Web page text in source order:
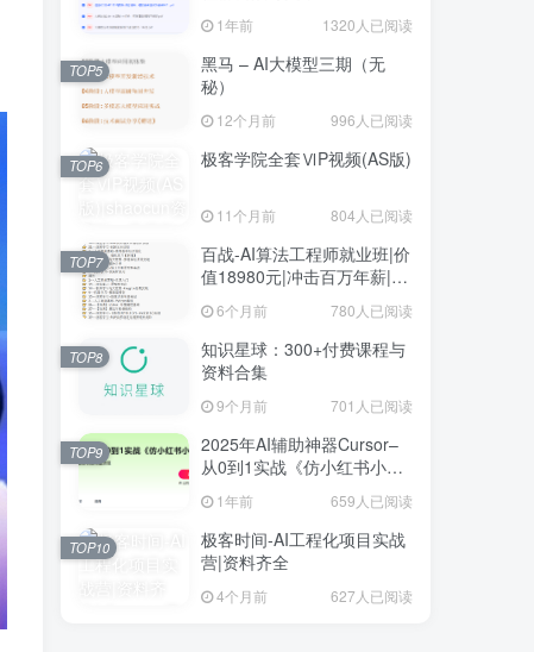
1年前 1320人已阅读
黑马 – AI大模型三期（无
秘）
12个月前 996人已阅读
TOP5
极客学院全套ⅥP视频(AS版)
11个月前 804人已阅读
TOP6
百战-AI算法工程师就业班|价
值18980元|冲击百万年薪|完
结无秘
6个月前 780人已阅读
TOP7
知识星球：300+付费课程与
资料合集
9个月前 701人已阅读
TOP8
2025年AI辅助神器Cursor–
从0到1实战《仿小红书小程
序》1年前 659人已阅读
TOP9
极客时间-AI工程化项目实战
营|资料齐全
4个月前 627人已阅读
TOP10